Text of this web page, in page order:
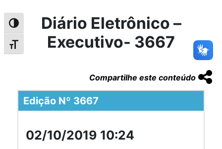
Alternar alto contraste
Alternar tamanho da fonte
Diário Eletrônico –
Executivo- 3667
Compartilhe este conteúdo
Edição Nº 3667
02/10/2019 10:24